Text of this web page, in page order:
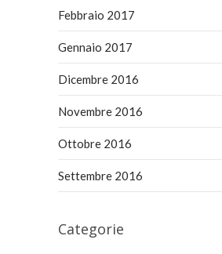
Febbraio 2017
Gennaio 2017
Dicembre 2016
Novembre 2016
Ottobre 2016
Settembre 2016
Categorie